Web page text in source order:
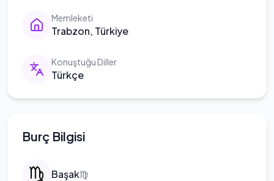
Memleketi
Trabzon, Türkiye
Konuştuğu Diller
Türkçe
Burç Bilgisi
Başak♍